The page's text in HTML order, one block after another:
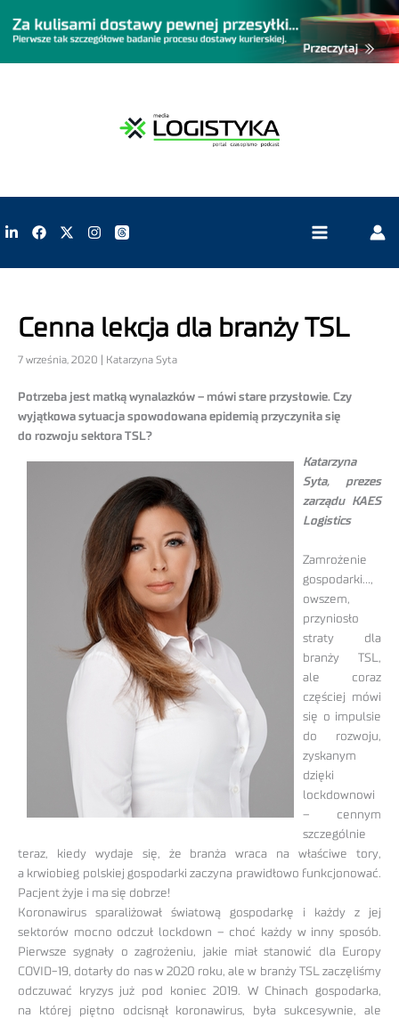
Cenna lekcja dla branży TSL
7 września, 2020 | Katarzyna Syta
Potrzeba jest matką wynalazków – mówi stare przysłowie. Czy
wyjątkowa sytuacja spowodowana epidemią przyczyniła się
do rozwoju sektora TSL?
Katarzyna
Syta, prezes
zarządu KAES
Logistics
Zamrożenie
gospodarki…,
owszem,
przyniosło
straty dla
branży TSL,
ale coraz
częściej mówi
się o impulsie
do rozwoju,
zyskanym
dzięki
lockdownowi
– cennym
szczególnie
teraz, kiedy wydaje się, że branża wraca na właściwe tory,
a krwiobieg polskiej gospodarki zaczyna prawidłowo funkcjonować.
Pacjent żyje i ma się dobrze!
Koronawirus sparaliżował światową gospodarkę i każdy z jej
sektorów mocno odczuł lockdown – choć każdy w inny sposób.
Pierwsze sygnały o zagrożeniu, jakie miał stanowić dla Europy
COVID-19, dotarły do nas w 2020 roku, ale w branży TSL zaczęliśmy
odczuwać kryzys już pod koniec 2019. W Chinach gospodarka,
na której piętno odcisnął koronawirus, była sukcesywnie, ale